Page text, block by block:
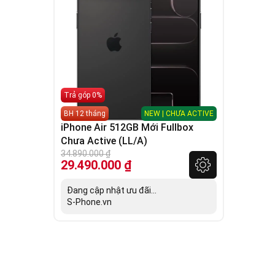
Trả góp 0%
BH 12 tháng NEW | CHƯA ACTIVE
iPhone Air 512GB Mới Fullbox
Chưa Active (LL/A)
34.890.000₫
29.490.000 ₫
Đang cập nhật ưu đãi...
S-Phone.vn